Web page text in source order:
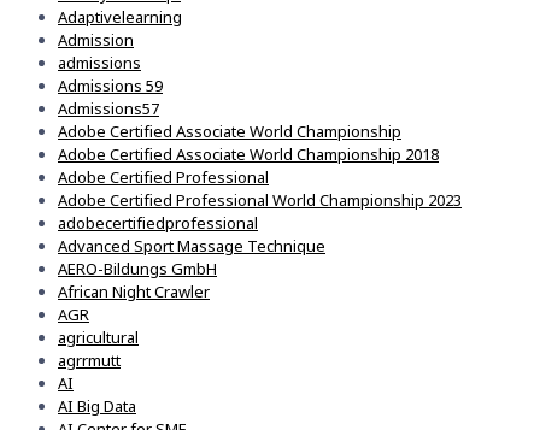
Adaptivelearning
Admission
admissions
Admissions 59
Admissions57
Adobe Certified Associate World Championship
Adobe Certified Associate World Championship 2018
Adobe Certified Professional
Adobe Certified Professional World Championship 2023
adobecertifiedprofessional
Advanced Sport Massage Technique
AERO-Bildungs GmbH
African Night Crawler
AGR
agricultural
agrrmutt
AI
AI Big Data